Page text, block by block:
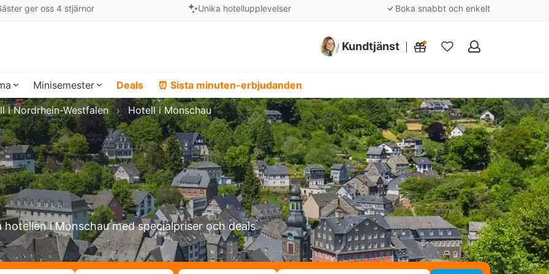
ger oss 4 stjärnor Unika hotellupplevelser Boka snabbt och enkelt
Kundtjänst
Mina
Minisemester Deals ⏰ Sista minuten-erbjudanden
i Monschau med specialpriser och deals
i Nordrhein-Westfalen Hotell i Monschau